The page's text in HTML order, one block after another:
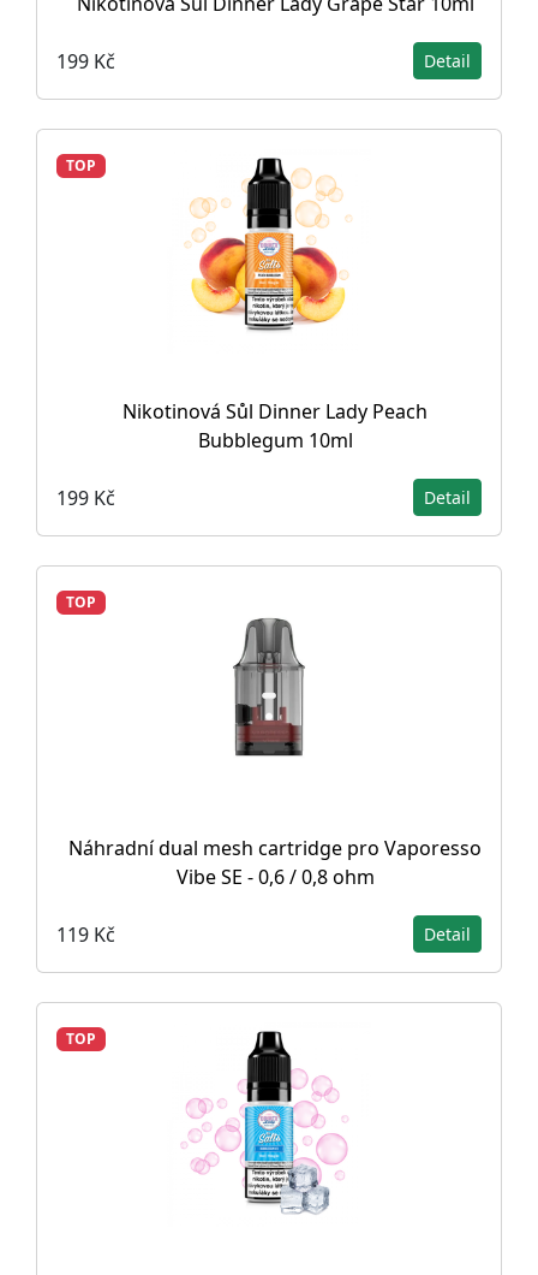
199 Kč Detail
TOP
Nikotinová Sůl Dinner Lady Peach
Bubblegum 10ml
199 Kč Detail
TOP
Náhradní dual mesh cartridge pro Vaporesso
Vibe SE - 0,6 / 0,8 ohm
119 Kč Detail
TOP